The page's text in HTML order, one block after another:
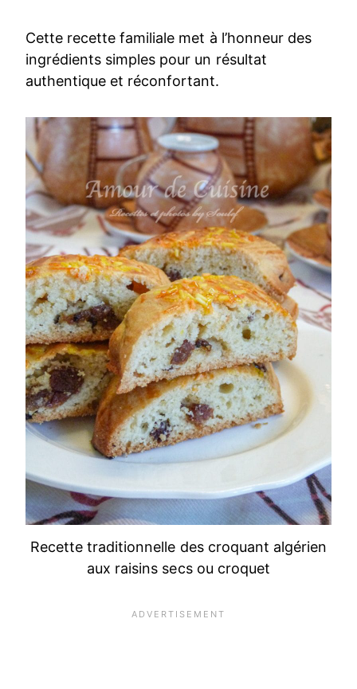
Cette recette familiale met à l’honneur des
ingrédients simples pour un résultat
authentique et réconfortant.
Recette traditionnelle des croquant algérien
aux raisins secs ou croquet